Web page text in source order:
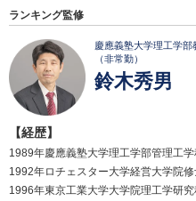
ランキング監修
慶應義塾大学理工学
（非常勤）
鈴木秀男
【経歴】
1989年慶應義塾大学理工学部管理工学
1992年ロチェスター大学経営大学院修
1996年東京工業大学大学院理工学研